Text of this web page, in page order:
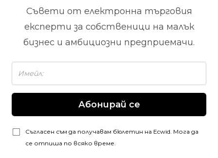
Съвети от електронна търговия
експерти за собственици на малък
бизнес и амбициозни предприемачи.
Абонирай се
Съгласен съм да получавам бюлетин на Ecwid. Мога да
се отпиша по всяко време.